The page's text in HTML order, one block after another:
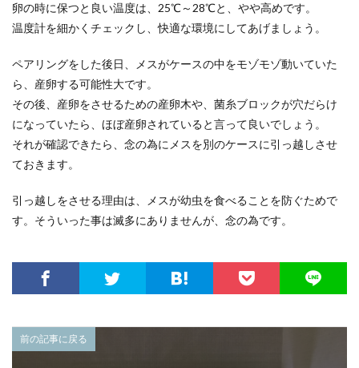
卵の時に保つと良い温度は、25℃～28℃と、やや高めです。
温度計を細かくチェックし、快適な環境にしてあげましょう。
ペアリングをした後日、メスがケースの中をモゾモゾ動いていた
ら、産卵する可能性大です。
その後、産卵をさせるための産卵木や、菌糸ブロックが穴だらけ
になっていたら、ほぼ産卵されていると言って良いでしょう。
それが確認できたら、念の為にメスを別のケースに引っ越しさせ
ておきます。
引っ越しをさせる理由は、メスが幼虫を食べることを防ぐためで
す。そういった事は滅多にありませんが、念の為です。
前の記事に戻る